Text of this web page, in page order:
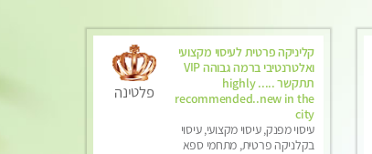
קליניקה פרטית לעיסוי מקצועי
ואלטרנטיבי ברמה גבוהה VIP
תתקשר ..... highly
recommended..new in the
city
עיסוי מפנק, עיסוי מקצועי, עיסוי
בקלניקה פרטית, מתחמי ספא
פלטינה